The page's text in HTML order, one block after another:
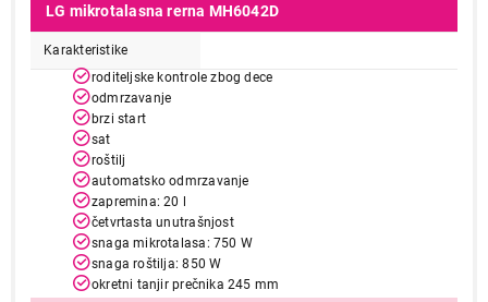
LG mikrotalasna rerna MH6042D
Karakteristike
roditeljske kontrole zbog dece
odmrzavanje
brzi start
sat
roštilj
automatsko odmrzavanje
zapremina: 20 l
četvrtasta unutrašnjost
snaga mikrotalasa: 750 W
snaga roštilja: 850 W
okretni tanjir prečnika 245 mm